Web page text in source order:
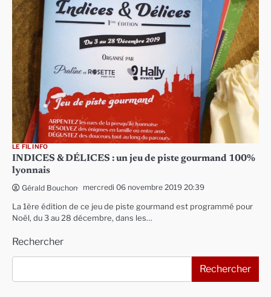
LE FIL INFO
INDICES & DÉLICES : un jeu de piste gourmand 100%
lyonnais
Gérald Bouchon mercredi 06 novembre 2019 20:39
La 1ère édition de ce jeu de piste gourmand est programmé pour
Noël, du 3 au 28 décembre, dans les…
Rechercher
Rechercher